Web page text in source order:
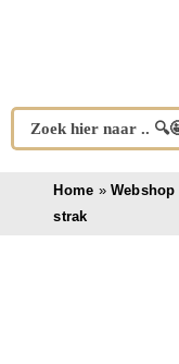
Home » Webshop
strak